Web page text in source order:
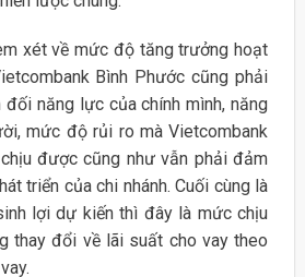
xét về mức độ tăng trưởng hoạt
Bình Phước cũng phải
năng lực của chính mình, năng
mức độ rủi ro mà Vietcombank
được cũng như vẫn phải đảm
triển của chi nhánh. Cuối cùng là
lợi dự kiến thì đây là mức chịu
thay đổi về lãi suất cho vay theo